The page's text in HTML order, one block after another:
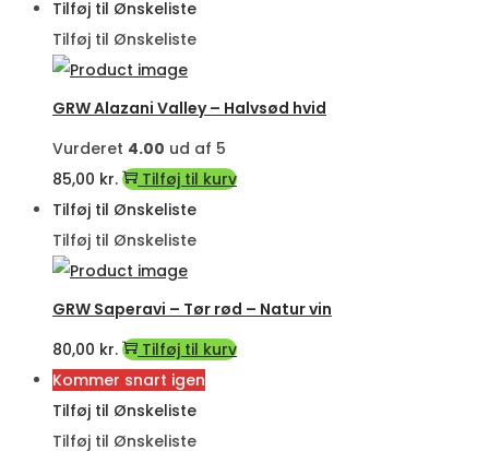
Tilføj til Ønskeliste
Tilføj til Ønskeliste
GRW Alazani Valley – Halvsød hvid
Vurderet 4.00 ud af 5
85,00 kr.
Tilføj til kurv
Tilføj til Ønskeliste
Tilføj til Ønskeliste
GRW Saperavi – Tør rød – Natur vin
80,00 kr.
Tilføj til kurv
Kommer snart igen
Tilføj til Ønskeliste
Tilføj til Ønskeliste